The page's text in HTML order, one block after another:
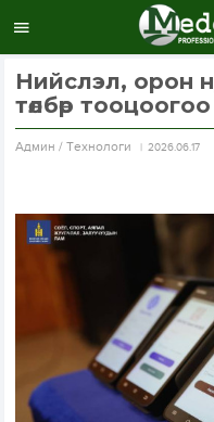
Нийслэл, орон
төлбөр
Aдмин / Технологи 2026.06.17